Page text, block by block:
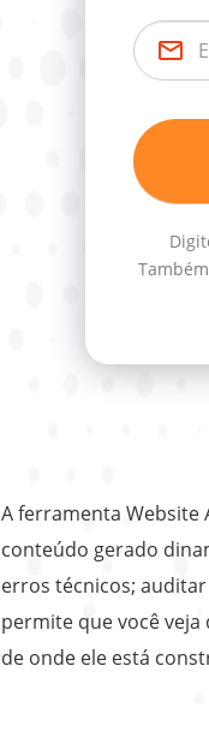
A ferramenta Website
conteúdo gerado
erros técnicos;
permite que você
de onde ele está